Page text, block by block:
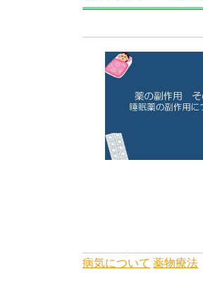
病気について 薬物療法